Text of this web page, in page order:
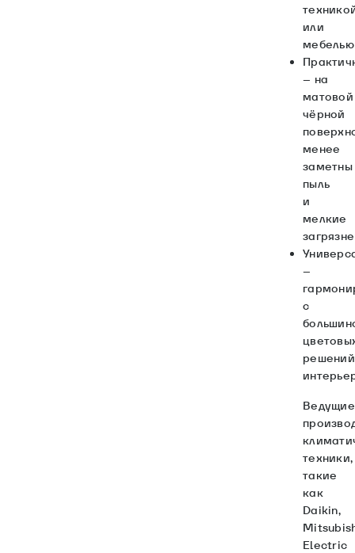
или
мебелью
– на
матовой
чёрной
менее
заметны
пыль
и
мелкие
–
с
решений
Ведущие
техники,
такие
как
Daikin,
Electric